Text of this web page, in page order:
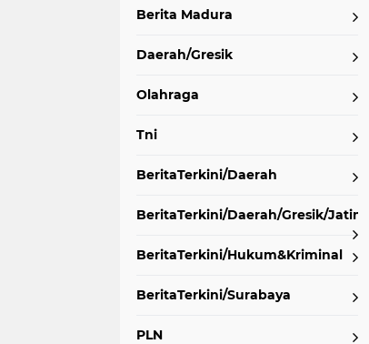
Berita Madura
Daerah/Gresik
Olahraga
Tni
BeritaTerkini/Daerah
BeritaTerkini/Daerah/Gresik/Jatim
BeritaTerkini/Hukum&Kriminal
BeritaTerkini/Surabaya
PLN